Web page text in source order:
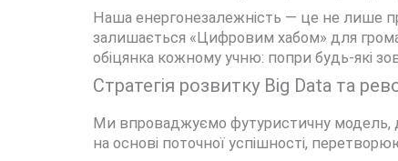
Наша енергонезалежність — це не лише
залишається «Цифровим хабом» для
обіцянка кожному учню: попри будь-які
Стратегія розвитку Big Data та
Ми впроваджуємо футуристичну модель,
на основі поточної успішності,